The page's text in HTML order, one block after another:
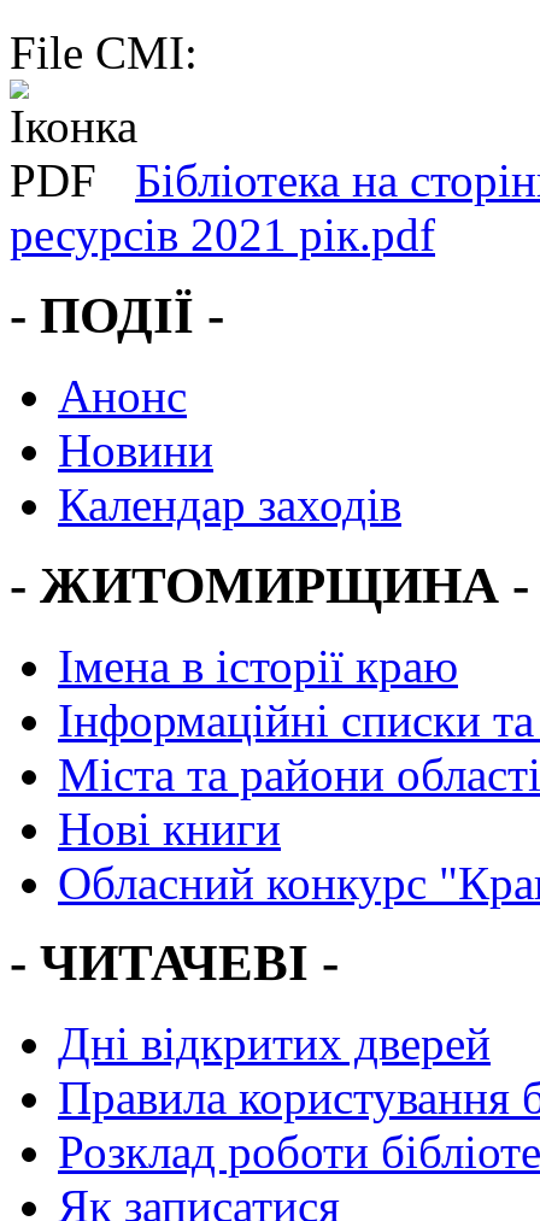
File CMI:
Бібліотека на
ресурсів 2021 рік.pdf
- ПОДІЇ -
Анонс
Новини
Календар заходів
- ЖИТОМИРЩИНА -
Імена в історії краю
Інформаційні списки
Міста та райони області
Нові книги
Обласний конкурс
- ЧИТАЧЕВІ -
Дні відкритих дверей
Правила користування
Розклад роботи
Як записатися